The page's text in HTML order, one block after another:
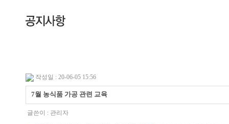
작성일 : 20-06-05 15:56
7월 농식품 가공 관련 교육
글쓴이 : 관리자